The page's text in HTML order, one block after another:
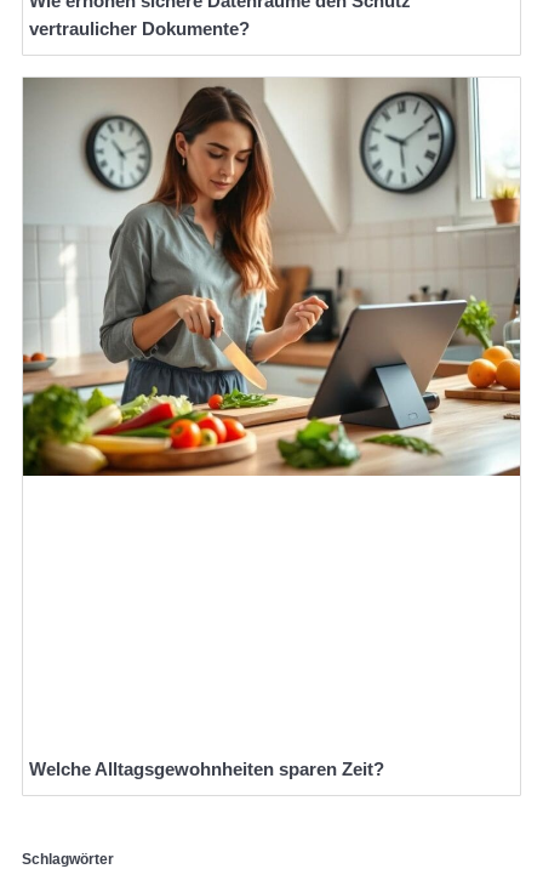
vertraulicher Dokumente?
Welche Alltagsgewohnheiten sparen Zeit?
Schlagwörter